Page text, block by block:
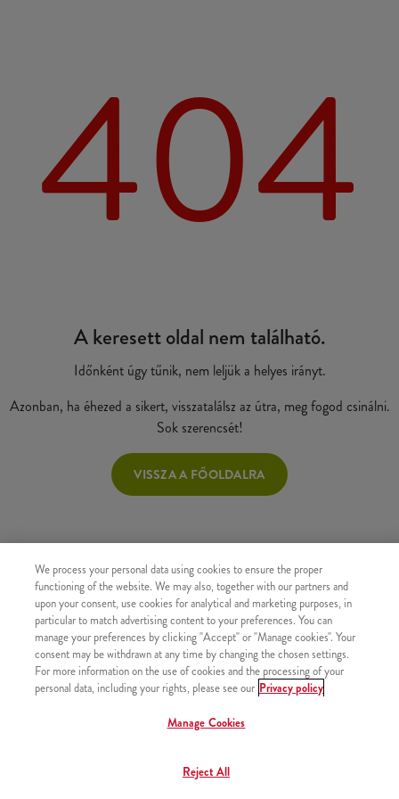
404
A keresett oldal nem található.
Időnként úgy tűnik, nem leljük a helyes irányt.
Azonban, ha éhezed a sikert, visszatalálsz az útra, meg fogod csinálni.
Sok szerencsét!
VISSZA A FŐOLDALRA
We process your personal data using cookies to ensure the proper
functioning of the website. We may also, together with our partners and
upon your consent, use cookies for analytical and marketing purposes, in
particular to match advertising content to your preferences. You can
manage your preferences by clicking "Accept" or "Manage cookies". Your
consent may be withdrawn at any time by changing the chosen settings.
For more information on the use of cookies and the processing of your
personal data, including your rights, please see our Privacy policy
Manage Cookies
Reject All